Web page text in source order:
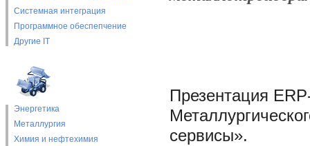
Системная интеграция
Программное обеспепчение
Другие IT
Энергетика
Металлургия
Химия и нефтехимия
Презентация
сервисы».